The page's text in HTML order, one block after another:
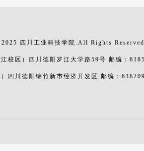
四川工业科技学院.All Rights
校区）四川德阳罗江大学路59号 邮编：
）四川德阳绵竹新市经济开发区 邮编：